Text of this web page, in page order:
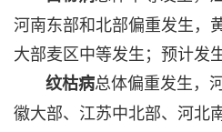
河南东部和北部偏重发生，
大部麦区中等发生；预计发
纹枯病总体偏重发生，
徽大部、江苏中北部、河北